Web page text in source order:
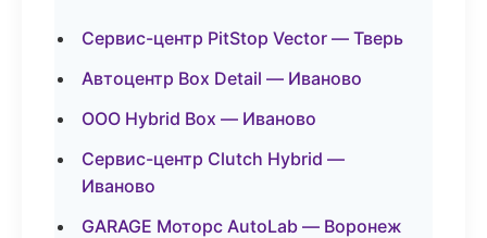
Сервис-центр PitStop Vector — Тверь
Автоцентр Box Detail — Иваново
ООО Hybrid Box — Иваново
Сервис-центр Clutch Hybrid —
Иваново
GARAGE Моторс AutoLab — Воронеж